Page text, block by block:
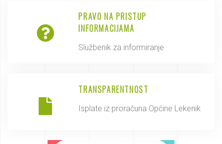
PRAVO NA PRISTUP
INFORMACIJAMA
Službenik za informiranje
TRANSPARENTNOST
Isplate iz proračuna Općine Lekenik